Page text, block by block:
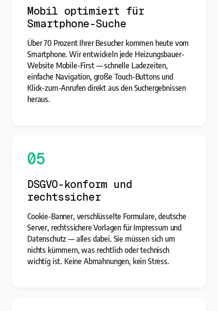
Mobil optimiert für
Smartphone-Suche
Über 70 Prozent Ihrer Besucher kommen heute vom
Smartphone. Wir entwickeln jede Heizungsbauer-
Website Mobile-First — schnelle Ladezeiten,
einfache Navigation, große Touch-Buttons und
Klick-zum-Anrufen direkt aus den Suchergebnissen
heraus.
05
DSGVO-konform und
rechtssicher
Cookie-Banner, verschlüsselte Formulare, deutsche
Server, rechtssichere Vorlagen für Impressum und
Datenschutz — alles dabei. Sie müssen sich um
nichts kümmern, was rechtlich oder technisch
wichtig ist. Keine Abmahnungen, kein Stress.